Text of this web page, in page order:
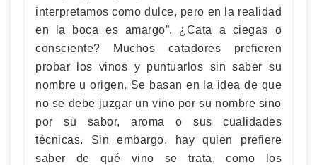
interpretamos como dulce, pero en la realidad
en la boca es amargo”. ¿Cata a ciegas o
consciente? Muchos catadores prefieren
probar los vinos y puntuarlos sin saber su
nombre u origen. Se basan en la idea de que
no se debe juzgar un vino por su nombre sino
por su sabor, aroma o sus cualidades
técnicas. Sin embargo, hay quien prefiere
saber de qué vino se trata, como los